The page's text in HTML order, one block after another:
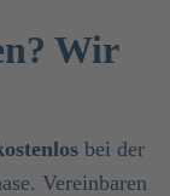
Wir
bei der
Vereinbaren